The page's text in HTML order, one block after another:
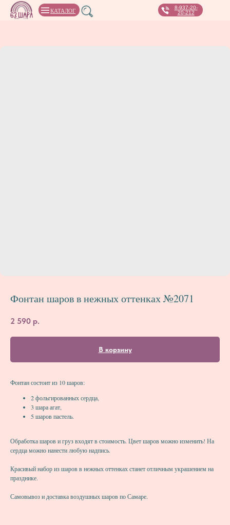
8-937-20-
20-212
КАТАЛОГ
Фонтан шаров в нежных оттенках №2071
2 590 р.
В корзину
Фонтан состоит из 10 шаров:
2 фольгированных сердца,
3 шара агат,
5 шаров пастель.
Обработка шаров и груз входят в стоимость. Цвет шаров можно изменить! На
сердца можно нанести любую надпись.
Красивый набор из шаров в нежных оттенках станет отличным украшением на
празднике.
Самовывоз и доставка воздушных шаров по Самаре.